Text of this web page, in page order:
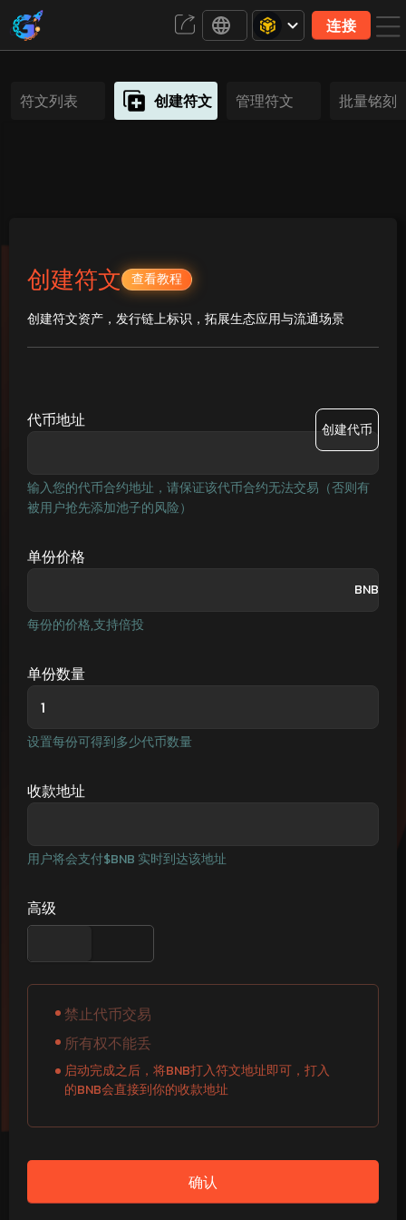
连接
符文列表 创建符文 管理符文 批量铭刻
创建符文 查看教程
创建符文资产，发行链上标识，拓展生态应用与流通场景
代币地址 创建代币
输入您的代币合约地址，请保证该代币合约无法交易（否则有
被用户抢先添加池子的风险）
单份价格
BNB
每份的价格,支持倍投
单份数量
设置每份可得到多少代币数量
收款地址
用户将会支付$BNB 实时到达该地址
高级
禁止代币交易
所有权不能丢
启动完成之后，将BNB打入符文地址即可，打入
的BNB会直接到你的收款地址
确认